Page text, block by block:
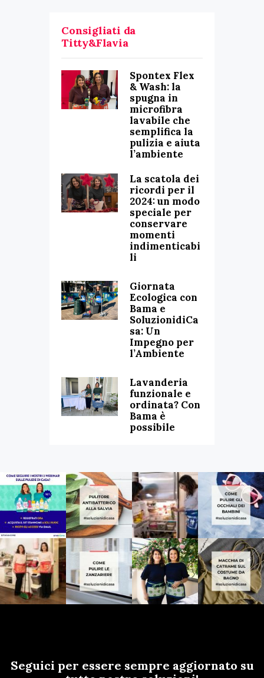
Consigliati da
Titty&Flavia
Spontex Flex
& Wash: la
spugna in
microfibra
lavabile che
semplifica la
pulizia e aiuta
l’ambiente
La scatola dei
ricordi per il
2024: un modo
speciale per
conservare
momenti
indimenticabi
li
Giornata
Ecologica con
Bama e
SoluzionidiCa
sa: Un
Impegno per
l’Ambiente
Lavanderia
funzionale e
ordinata? Con
Bama è
possibile
Seguici per essere sempre aggiornato su